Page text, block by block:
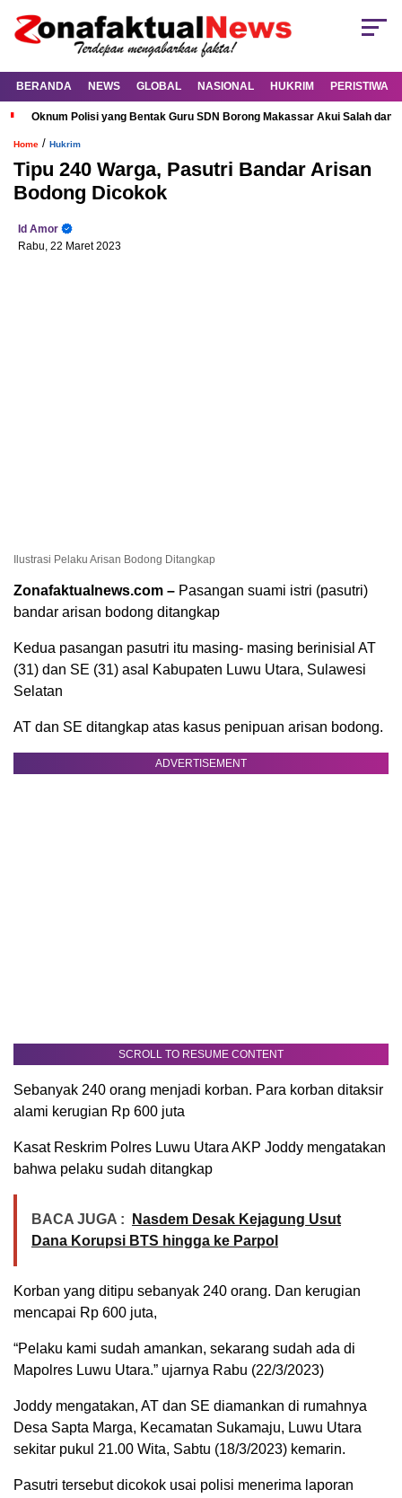
BERANDA NEWS GLOBAL NASIONAL HUKRIM PERISTIWA
Oknum Polisi yang Bentak Guru SDN Borong Makassar Akui Salah dan
Home / Hukrim
Tipu 240 Warga, Pasutri Bandar Arisan
Bodong Dicokok
Id Amor
Rabu, 22 Maret 2023
Ilustrasi Pelaku Arisan Bodong Ditangkap
Zonafaktualnews.com – Pasangan suami istri (pasutri)
bandar arisan bodong ditangkap
Kedua pasangan pasutri itu masing- masing berinisial AT
(31) dan SE (31) asal Kabupaten Luwu Utara, Sulawesi
Selatan
AT dan SE ditangkap atas kasus penipuan arisan bodong.
ADVERTISEMENT
SCROLL TO RESUME CONTENT
Sebanyak 240 orang menjadi korban. Para korban ditaksir
alami kerugian Rp 600 juta
Kasat Reskrim Polres Luwu Utara AKP Joddy mengatakan
bahwa pelaku sudah ditangkap
BACA JUGA :
Nasdem Desak Kejagung Usut
Dana Korupsi BTS hingga ke Parpol
Korban yang ditipu sebanyak 240 orang. Dan kerugian
mencapai Rp 600 juta,
“Pelaku kami sudah amankan, sekarang sudah ada di
Mapolres Luwu Utara.” ujarnya Rabu (22/3/2023)
Joddy mengatakan, AT dan SE diamankan di rumahnya
Desa Sapta Marga, Kecamatan Sukamaju, Luwu Utara
sekitar pukul 21.00 Wita, Sabtu (18/3/2023) kemarin.
Pasutri tersebut dicokok usai polisi menerima laporan